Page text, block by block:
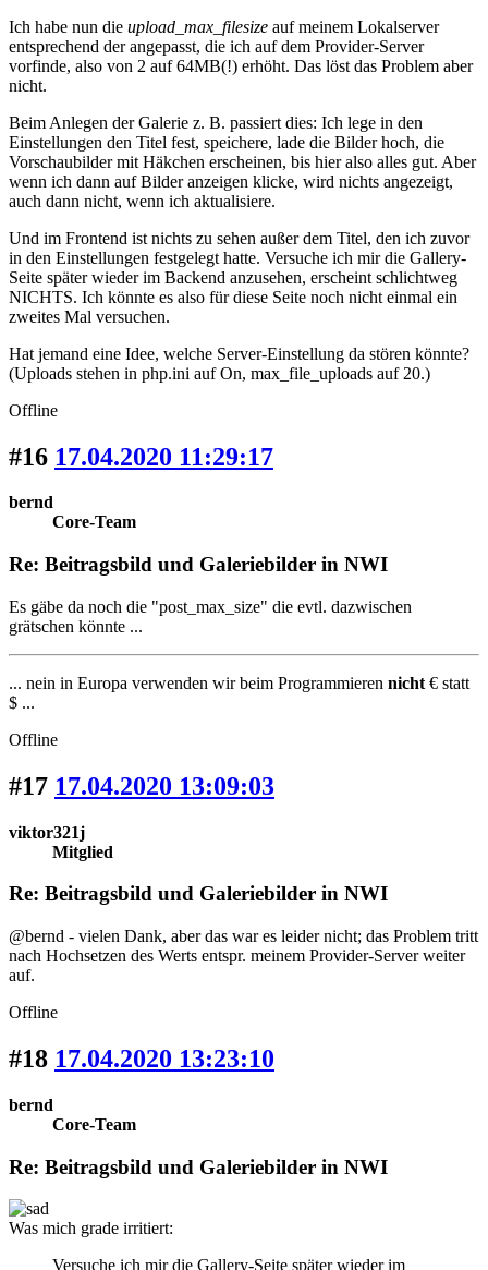
Ich habe nun die upload_max_filesize auf meinem Lokalserver
entsprechend der angepasst, die ich auf dem Provider-Server
vorfinde, also von 2 auf 64MB(!) erhöht. Das löst das Problem aber
nicht.
Beim Anlegen der Galerie z. B. passiert dies: Ich lege in den
Einstellungen den Titel fest, speichere, lade die Bilder hoch, die
Vorschaubilder mit Häkchen erscheinen, bis hier also alles gut. Aber
wenn ich dann auf Bilder anzeigen klicke, wird nichts angezeigt,
auch dann nicht, wenn ich aktualisiere.
Und im Frontend ist nichts zu sehen außer dem Titel, den ich zuvor
in den Einstellungen festgelegt hatte. Versuche ich mir die Gallery-
Seite später wieder im Backend anzusehen, erscheint schlichtweg
NICHTS. Ich könnte es also für diese Seite noch nicht einmal ein
zweites Mal versuchen.
Hat jemand eine Idee, welche Server-Einstellung da stören könnte?
(Uploads stehen in php.ini auf On, max_file_uploads auf 20.)
Offline
#16 17.04.2020 11:29:17
bernd
Core-Team
Re: Beitragsbild und Galeriebilder in NWI
Es gäbe da noch die "post_max_size" die evtl. dazwischen
grätschen könnte ...
... nein in Europa verwenden wir beim Programmieren nicht € statt
$ ...
Offline
#17 17.04.2020 13:09:03
viktor321j
Mitglied
Re: Beitragsbild und Galeriebilder in NWI
@bernd - vielen Dank, aber das war es leider nicht; das Problem tritt
nach Hochsetzen des Werts entspr. meinem Provider-Server weiter
auf.
Offline
#18 17.04.2020 13:23:10
bernd
Core-Team
Re: Beitragsbild und Galeriebilder in NWI
Was mich grade irritiert:
Versuche ich mir die Gallery-Seite später wieder im